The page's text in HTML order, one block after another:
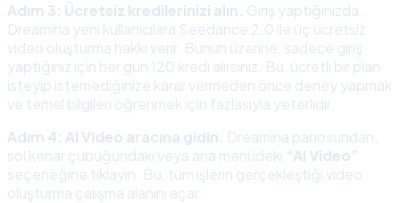
Adım 3: Ücretsiz kredilerinizi alın. Giriş yaptığınızda,
Dreamina yeni kullanıcılara Seedance 2.0 ile üç ücretsiz
video oluşturma hakkı verir. Bunun üzerine, sadece giriş
yaptığınız için her gün 120 kredi alırsınız. Bu, ücretli bir plan
isteyip istemediğinize karar vermeden önce deney yapmak
ve temel bilgileri öğrenmek için fazlasıyla yeterlidir.
Adım 4: AI Video aracına gidin. Dreamina panosundan,
sol kenar çubuğundaki veya ana menüdeki “AI Video”
seçeneğine tıklayın. Bu, tüm işlerin gerçekleştiği video
oluşturma çalışma alanını açar.